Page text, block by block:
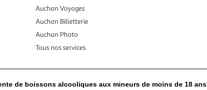
Auchan Voyages
Auchan Billetterie
Auchan Photo
Tous nos services
de boissons alcooliques aux mineurs de moins de 18 ans